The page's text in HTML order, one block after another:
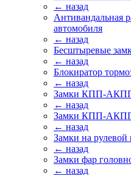
← назад
Антивандальная
автомобиля
← назад
Бесштыревые
← назад
Блокиратор
← назад
Замки КПП-АКПП
← назад
Замки КПП-АКПП
← назад
Замки на рулевой
← назад
Замки фар
← назад